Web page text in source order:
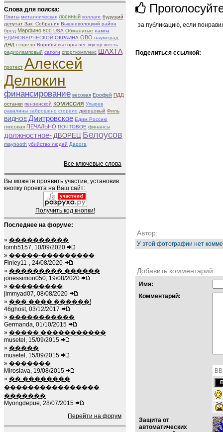
Слова для поиска:
Плиты металлическая лосиный коллапс будущий
депутат Зак. Собрания Вышневолоцкий район
бред Марфино 800 USA Обманутые лампа
ЕДИНОВЕРЧЕСКОЙ ОКРАИНА ОВО наукоград
ДНД сгорело Воробьёвы горы лес мусор жесть
радиоламповый сапоги спорткомплекс ШАХТА
протест Алексей
Делюкин
финансирование весовая Ерофей ПДД
останки пензенской комиссия Упырев
равалины заброшено сгорело дворцовый Филь
ВИДНОЕ Дмитровское Едим Россию
гипсовая ПЕЧАЛЬНО ПОЧТОВОЕ финансы
должностное- ДВОРЕЦ Белоусов
maynooth убийство людей Дарога
Все ключевые слова
Вы можете проявить участие, установив
кнопку проекта на Ваш сайт:
Получить код кнопки!
Последнее на форуме:
» ����������
tomh5157, 10/09/2020
» �����-���������
Finley11-, 24/08/2020
» ��������� ������
jonessimon050, 19/08/2020
» ���������
jimmyad07, 08/08/2020
» ��� ���� ������!
46ghost, 03/12/2017
» �����������
Germanda, 01/10/2015
» ����� �����������
musetel, 15/09/2015
» �����
musetel, 15/09/2015
» �������
Miroslava, 19/08/2015
» �� ��������
����������������
�������
Myongdepue, 28/07/2015
Перейти на форум
за публикацию, если
Поделиться ссылкой:
Автор:
У этой фотографии нет
Добавить комментарий
Имя:
Комментарий:
Защита от
автоматических